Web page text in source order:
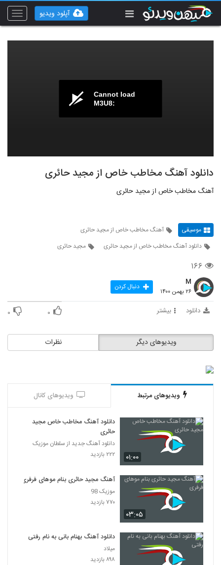
Toggle
آپلود ویدیو
Cannot load
M3U8:
دانلود آهنگ مخاطب خاص از مجید حائری
آهنگ مخاطب خاص از مجید حائری
موسیقی
آهنگ مخاطب خاص از مجید حائری
دانلود آهنگ مخاطب خاص از مجید حائری
مجید حائری
۱۶۶
M
۲۶ بهمن ۱۴۰۰ دنبال کردن
دانلود بیشتر ۰ ۰
نظرات ویدیوهای دیگر
ویدیوهای مرتبط ویدیوهای کانال
۰۱:۰۰
دانلود آهنگ مخاطب خاص مجید
حائری
دانلود آهنگ جدید از سلطان موزیک
۲۲۲ بازدید
۰۳:۰۵
آهنگ مجید حائری بنام موهای فرفری
موزیک 98
۷۷۰ بازدید
دانلود آهنگ بهنام بانی به نام رفتی
میلاد
۸۹۸ بازدید